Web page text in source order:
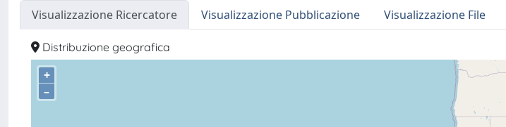
Visualizzazione Ricercatore Visualizzazione Pubblicazione Visualizzazione File
Distribuzione geografica
+
–